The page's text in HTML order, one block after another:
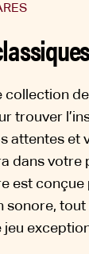
collection
trouver
attentes et
dans votre
est
sonore, tout
jeu